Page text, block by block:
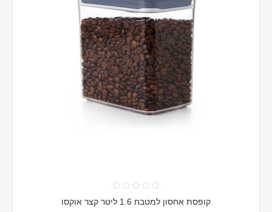
קופסת אחסון למטבח 1.6 ליטר קצר אוקסו